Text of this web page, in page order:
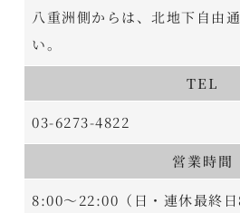
八重洲側からは、北地下自由
い。
TEL
03-6273-4822
営業時間
8:00～22:00（日・連休最終日